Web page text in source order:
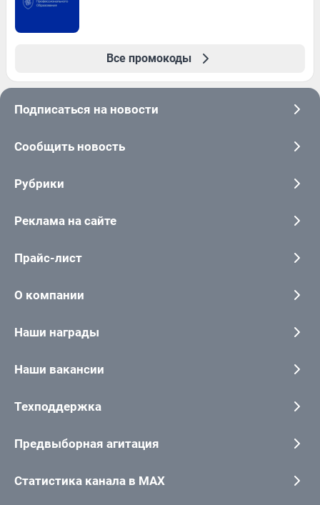
Все промокоды
Подписаться на новости
Сообщить новость
Рубрики
Реклама на сайте
Прайс-лист
О компании
Наши награды
Наши вакансии
Техподдержка
Предвыборная агитация
Статистика канала в MAX